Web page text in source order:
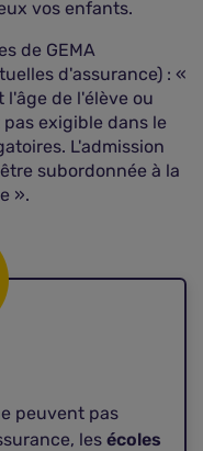
vos enfants.
de GEMA
d'assurance) : «
l'âge de l'élève ou
exigible dans le
L'admission
subordonnée à la
».
peuvent pas
les écoles